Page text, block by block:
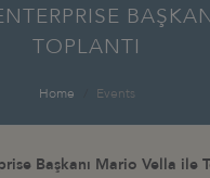
TOPLANTI
Home Events
Başkanı Mario Vella ile